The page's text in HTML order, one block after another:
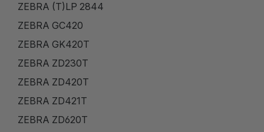
ZEBRA (T)LP 2844
ZEBRA GC420
ZEBRA GK420T
ZEBRA ZD230T
ZEBRA ZD420T
ZEBRA ZD421T
ZEBRA ZD620T